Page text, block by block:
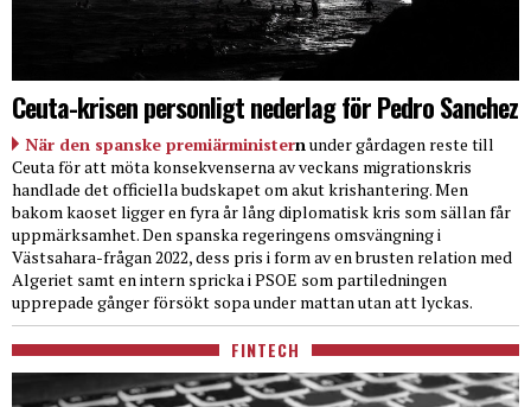
Ceuta-krisen personligt nederlag för Pedro Sanchez
När den spanske premiärministernunder gårdagen reste till
Ceuta för att möta konsekvenserna av veckans migrationskris
handlade det officiella budskapet om akut krishantering. Men
bakom kaoset ligger en fyra år lång diplomatisk kris som sällan får
uppmärksamhet. Den spanska regeringens omsvängning i
Västsahara-frågan 2022, dess pris i form av en brusten relation med
Algeriet samt en intern spricka i PSOE som partiledningen
upprepade gånger försökt sopa under mattan utan att lyckas.
FINTECH